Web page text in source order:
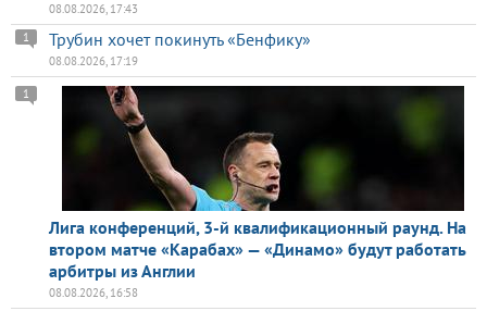
08.08.2026, 17:43
Трубин хочет покинуть «Бенфику»
1
08.08.2026, 17:19
Лига конференций, 3-й квалификационный раунд. На
втором матче «Карабах» — «Динамо» будут работать
арбитры из Англии
1
08.08.2026, 16:58